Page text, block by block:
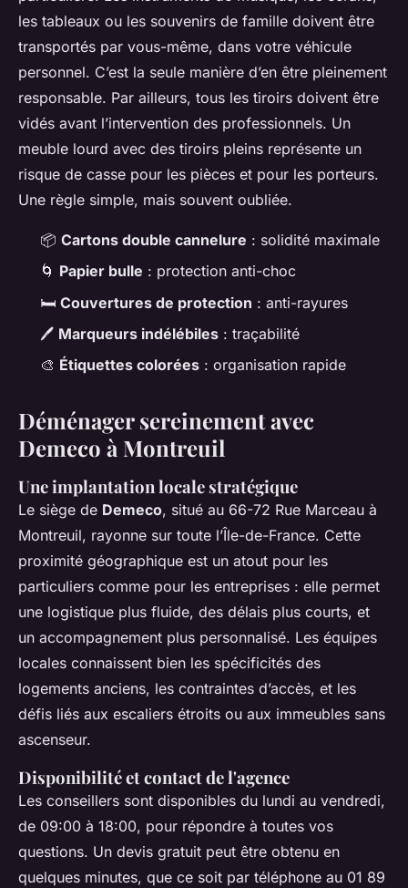
les tableaux ou les souvenirs de famille doivent être
transportés par vous-même, dans votre véhicule
personnel. C’est la seule manière d’en être pleinement
responsable. Par ailleurs, tous les tiroirs doivent être
vidés avant l’intervention des professionnels. Un
meuble lourd avec des tiroirs pleins représente un
risque de casse pour les pièces et pour les porteurs.
Une règle simple, mais souvent oubliée.
📦 Cartons double cannelure : solidité maximale
🌀 Papier bulle : protection anti-choc
🛏️ Couvertures de protection : anti-rayures
🖊️ Marqueurs indélébiles : traçabilité
🎨 Étiquettes colorées : organisation rapide
Déménager sereinement avec
Demeco à Montreuil
Une implantation locale stratégique
Le siège de Demeco, situé au 66-72 Rue Marceau à
Montreuil, rayonne sur toute l’Île-de-France. Cette
proximité géographique est un atout pour les
particuliers comme pour les entreprises : elle permet
une logistique plus fluide, des délais plus courts, et
un accompagnement plus personnalisé. Les équipes
locales connaissent bien les spécificités des
logements anciens, les contraintes d’accès, et les
défis liés aux escaliers étroits ou aux immeubles sans
ascenseur.
Disponibilité et contact de l'agence
Les conseillers sont disponibles du lundi au vendredi,
de 09:00 à 18:00, pour répondre à toutes vos
questions. Un devis gratuit peut être obtenu en
quelques minutes, que ce soit par téléphone au 01 89